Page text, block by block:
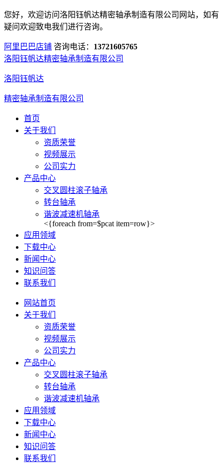
您好，欢迎访问洛阳钰帆达精密轴承制造有限公司网站，如有
疑问欢迎致电我们进行咨询。
阿里巴巴店铺 咨询电话： 13721605765
洛阳钰帆达精密轴承制造有限公司
洛阳钰帆达
精密轴承制造有限公司
首页
关于我们
资质荣誉
视频展示
公司实力
产品中心
交叉圆柱滚子轴承
转台轴承
谐波减速机轴承
<{foreach from=$pcat item=row}>
应用领域
下载中心
新闻中心
知识问答
联系我们
网站首页
关于我们
资质荣誉
视频展示
公司实力
产品中心
交叉圆柱滚子轴承
转台轴承
谐波减速机轴承
应用领域
下载中心
新闻中心
知识问答
联系我们